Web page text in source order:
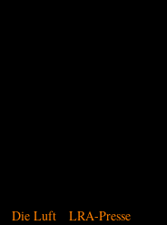
Die Luft LRA-Presse